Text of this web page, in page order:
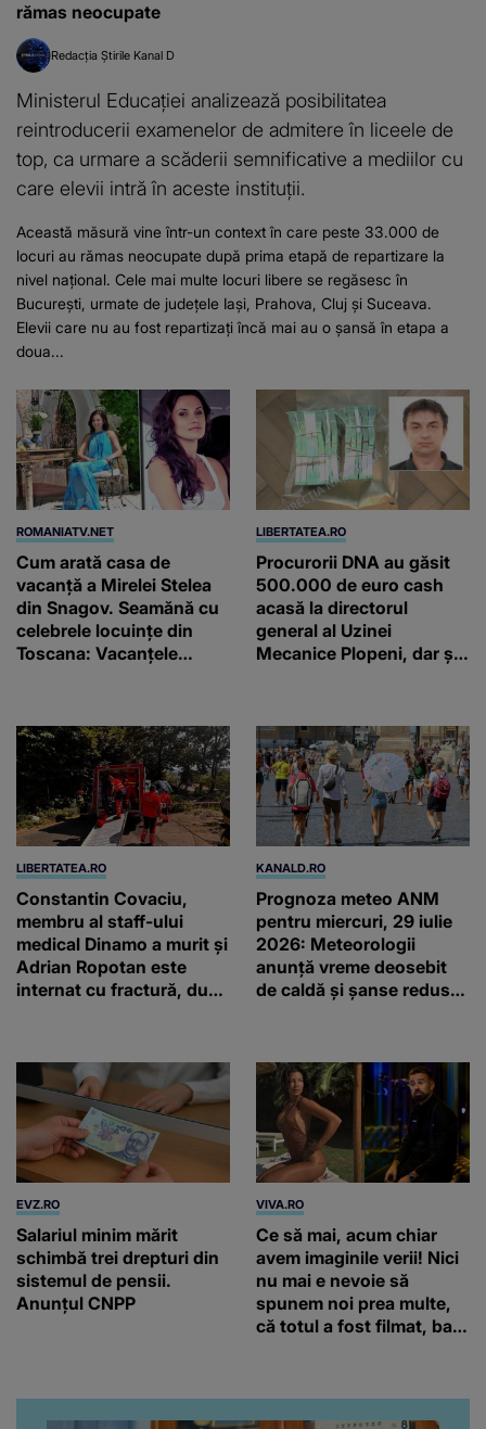
rămas neocupate
Redacția Știrile Kanal D
Ministerul Educației analizează posibilitatea
reintroducerii examenelor de admitere în liceele de
top, ca urmare a scăderii semnificative a mediilor cu
care elevii intră în aceste instituții.
Această măsură vine într-un context în care peste 33.000 de
locuri au rămas neocupate după prima etapă de repartizare la
nivel național. Cele mai multe locuri libere se regăsesc în
București, urmate de județele Iași, Prahova, Cluj și Suceava.
Elevii care nu au fost repartizați încă mai au o șansă în etapa a
doua...
ROMANIATV.NET
Cum arată casa de
vacanță a Mirelei Stelea
din Snagov. Seamănă cu
celebrele locuințe din
Toscana: Vacanţele
amprenta
LIBERTATEA.RO
Procurorii DNA au găsit
500.000 de euro cash
acasă la directorul
general al Uzinei
Mecanice Plopeni, dar și
LIBERTATEA.RO
Constantin Covaciu,
membru al staff-ului
medical Dinamo a murit și
Adrian Ropotan este
internat cu fractură, după
KANALD.RO
Prognoza meteo ANM
pentru miercuri, 29 iulie
2026: Meteorologii
anunță vreme deosebit
de caldă și șanse reduse
EVZ.RO
Salariul minim mărit
schimbă trei drepturi din
sistemul de pensii.
Anunțul CNPP
VIVA.RO
Ce să mai, acum chiar
avem imaginile verii! Nici
nu mai e nevoie să
spunem noi prea multe,
că totul a fost filmat, ba
da, frumoasa iubită a lui
Florin Ristei e...